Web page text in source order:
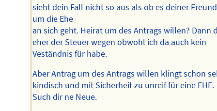
sieht dein Fall nicht so aus als ob es deiner
um die Ehe
an sich geht. Heirat um des Antrags willen? Dann
eher der Steuer wegen obwohl ich da auch kein
Veständnis für habe.
Aber Antrag um des Antrags willen klingt schon
kindisch und mit Sicherheit zu unreif für eine EHE.
Such dir ne Neue.